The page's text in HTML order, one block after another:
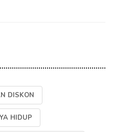
DISKON
HIDUP